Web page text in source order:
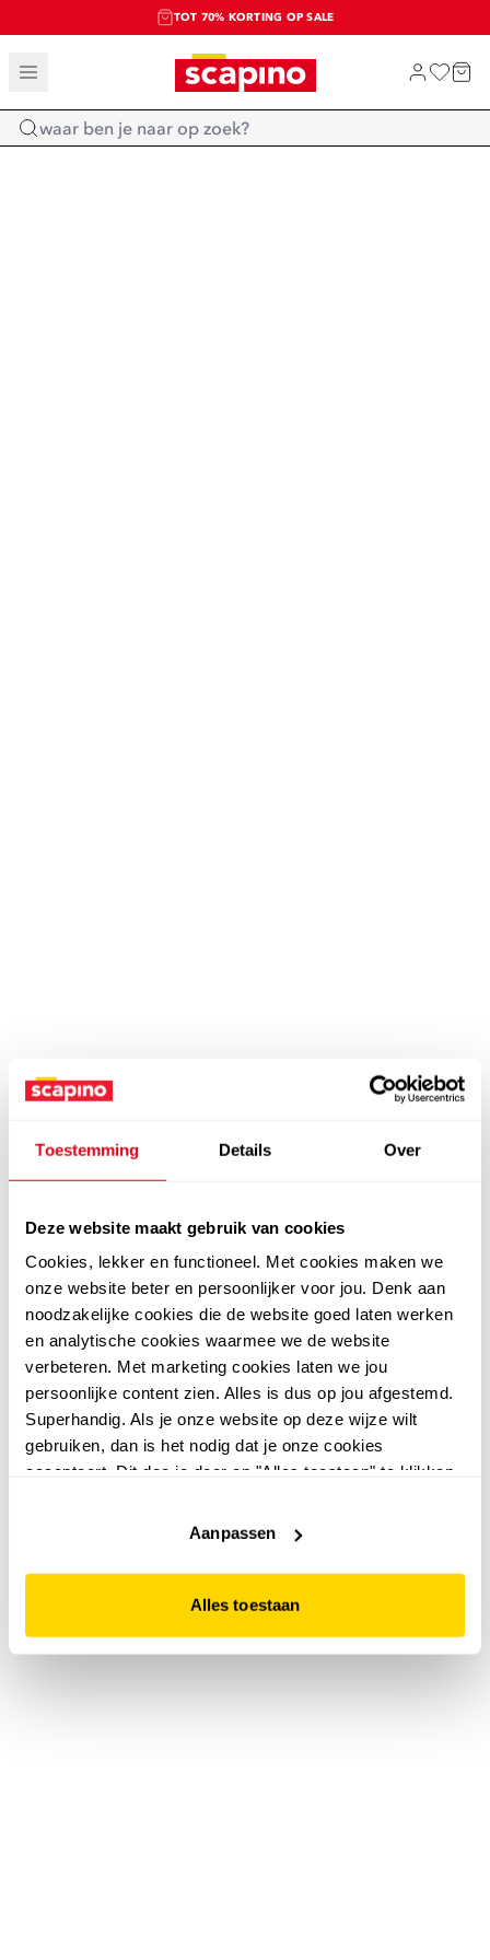
Toestemming Details Over
Deze website maakt gebruik van cookies
Cookies, lekker en functioneel. Met cookies maken we
onze website beter en persoonlijker voor jou. Denk aan
noodzakelijke cookies die de website goed laten werken
en analytische cookies waarmee we de website
verbeteren. Met marketing cookies laten we jou
persoonlijke content zien. Alles is dus op jou afgestemd.
Superhandig. Als je onze website op deze wijze wilt
gebruiken, dan is het nodig dat je onze cookies
accepteert. Dit doe je door op "Alles toestaan" te klikken.
website niet optimaal functioneert.
Aanpassen
Alles toestaan
TOT 70% KORTING OP SALE
SALE: LAATSTE KANS!
SHOP NIEUW
Home